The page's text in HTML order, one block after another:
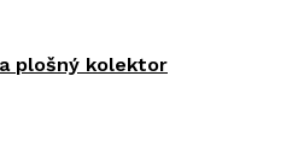
plošný kolektor